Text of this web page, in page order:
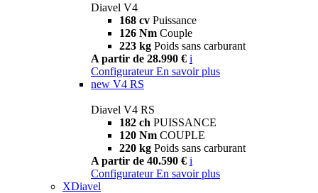
Diavel V4
168 cv Puissance
126 Nm Couple
223 kg Poids sans carburant
A partir de 28.990 € i
Configurateur En savoir plus
new V4 RS
Diavel V4 RS
182 ch PUISSANCE
120 Nm COUPLE
220 kg Poids sans carburant
A partir de 40.590 € i
Configurateur En savoir plus
XDiavel